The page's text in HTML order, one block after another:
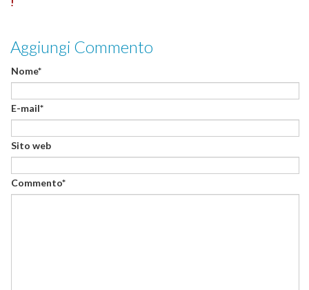
!
Aggiungi Commento
Nome*
E-mail*
Sito web
Commento*